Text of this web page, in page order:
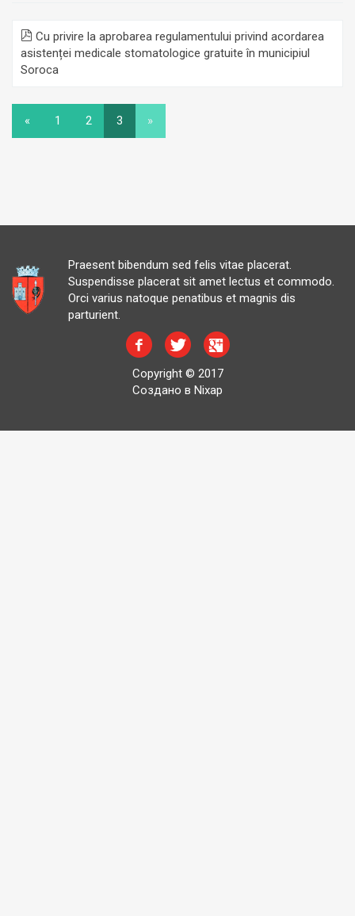
Cu privire la aprobarea regulamentului privind acordarea
asistenței medicale stomatologice gratuite în municipiul
Soroca
« 1 2 3 »
Praesent bibendum sed felis vitae placerat.
Suspendisse placerat sit amet lectus et commodo.
Orci varius natoque penatibus et magnis dis
parturient.
Copyright © 2017
Создано в Nixap